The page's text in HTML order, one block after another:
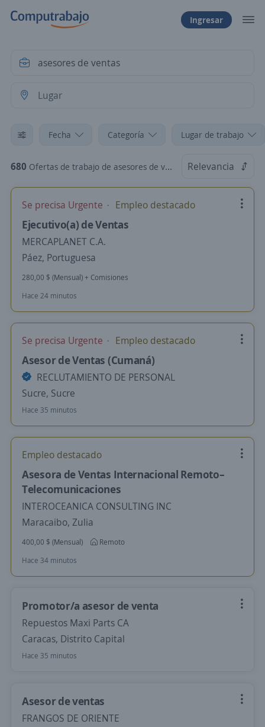
Ingresar
Fecha Categoría Lugar de trabajo
680 Ofertas de trabajo de asesores de ventas Relevancia
Se precisa Urgente Empleo destacado
Ejecutivo(a) de Ventas
MERCAPLANET C.A.
Páez, Portuguesa
280,00 $ (Mensual) + Comisiones
Hace 24 minutos
Se precisa Urgente Empleo destacado
Asesor de Ventas (Cumaná)
RECLUTAMIENTO DE PERSONAL
Sucre, Sucre
Hace 35 minutos
Empleo destacado
Asesora de Ventas Internacional Remoto–
Telecomunicaciones
INTEROCEANICA CONSULTING INC
Maracaibo, Zulia
400,00 $ (Mensual)
Remoto
Hace 34 minutos
Promotor/a asesor de venta
Repuestos Maxi Parts CA
Caracas, Distrito Capital
Hace 35 minutos
Asesor de ventas
FRANGOS DE ORIENTE